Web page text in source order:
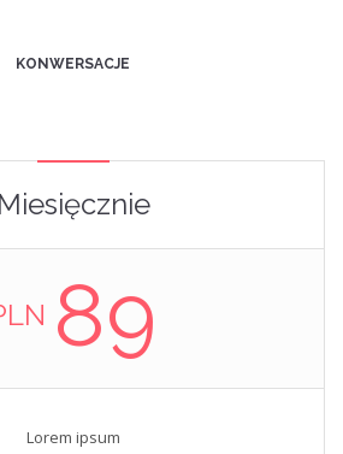
KONWERSACJE
Miesięcznie
89
Lorem ipsum